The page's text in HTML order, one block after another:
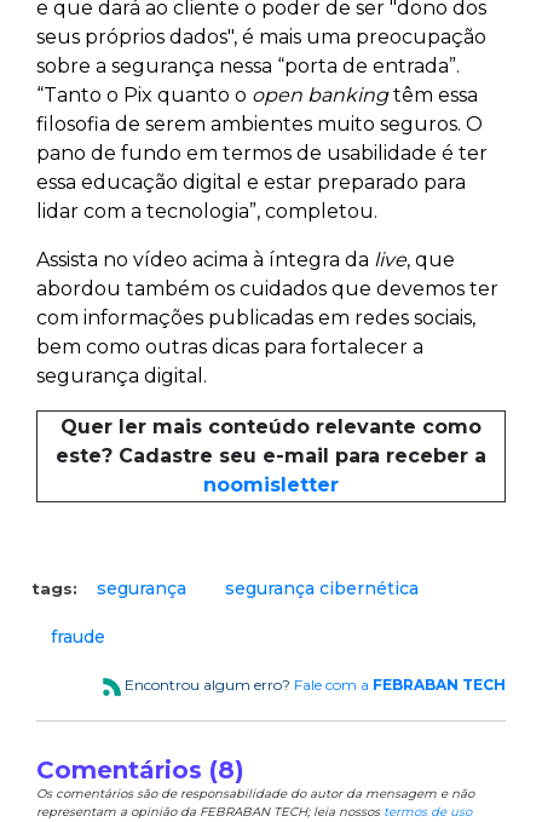
e que dará ao cliente o poder de ser "dono dos
seus próprios dados", é mais uma preocupação
sobre a segurança nessa “porta de entrada”.
“Tanto o Pix quanto o open bankingtêm essa
filosofia de serem ambientes muito seguros. O
pano de fundo em termos de usabilidade é ter
essa educação digital e estar preparado para
lidar com a tecnologia”, completou.
Assista no vídeo acima à íntegra da live, que
abordou também os cuidados que devemos ter
com informações publicadas em redes sociais,
bem como outras dicas para fortalecer a
segurança digital.
Quer ler mais conteúdo relevante como
este? Cadastre seu e-mail para receber a
noomisletter
tags: segurança segurança cibernética
fraude
Encontrou algum erro? Fale com a FEBRABAN TECH
Comentários (8)
Os comentários são de responsabilidade do autor da mensagem e não
representam a opinião da FEBRABAN TECH; leia nossos termos de uso